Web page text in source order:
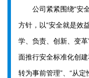
公司紧紧围绕“安全
方针，以“安全就是效
学、负责、创新、变
面推行安全标准化创
转为事前管理”、“从